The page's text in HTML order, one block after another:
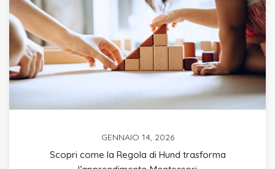
GENNAIO 14, 2026
Scopri come la Regola di Hund trasforma